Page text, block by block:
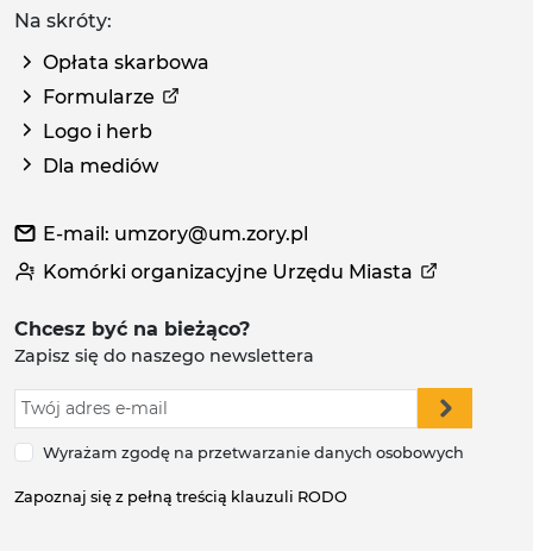
Na skróty:
Opłata skarbowa
Formularze
Logo i herb
Dla mediów
E-mail: umzory@um.zory.pl
Komórki organizacyjne Urzędu Miasta
Chcesz być na bieżąco?
Zapisz się do naszego newslettera
Wyrażam zgodę na przetwarzanie danych osobowych
Zapoznaj się z pełną treścią klauzuli RODO